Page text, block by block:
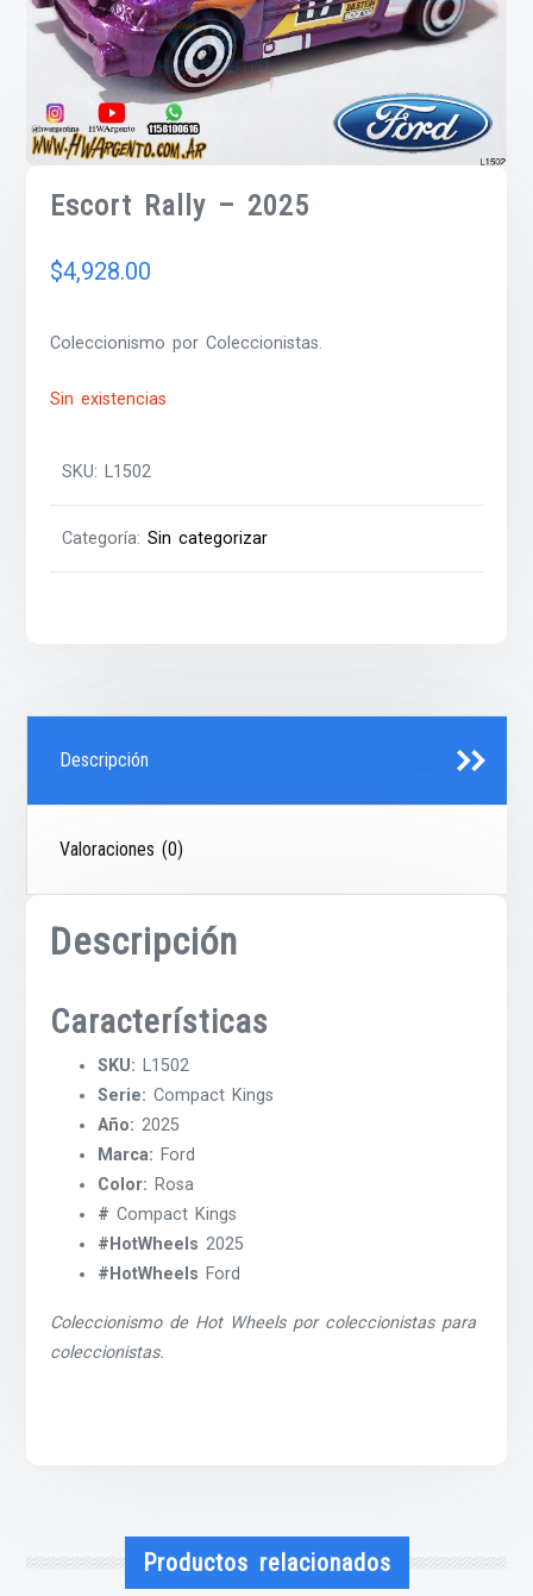
Escort Rally – 2025
$4,928.00
Coleccionismo por Coleccionistas.
Sin existencias
SKU: L1502
Categoría:Sin categorizar
Descripción
Valoraciones (0)
Descripción
Características
SKU: L1502
Serie: Compact Kings
Año: 2025
Marca: Ford
Color: Rosa
# Compact Kings
#HotWheels 2025
#HotWheels Ford
Coleccionismo de Hot Wheels por coleccionistas para
coleccionistas.
Productos relacionados